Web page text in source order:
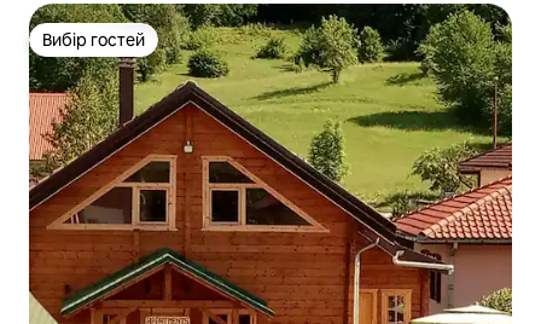
Вибір гостей
Вибір гостей